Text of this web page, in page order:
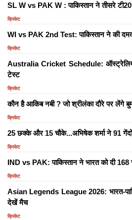
SL W vs PAK W : पाकिस्तान ने तीसरे टी20
क्रिकेट
WI vs PAK 2nd Test: पाकिस्तान ने की
क्रिकेट
Australia Cricket Schedule:
टेस्ट
क्रिकेट
कौन है आकिब नबी ? जो श्रीलंका दौरे पर लेंगे
क्रिकेट
25 छक्के और 15 चौके...अभिषेक शर्मा ने 91
क्रिकेट
IND vs PAK: पाकिस्तान ने भारत को दी 168
क्रिकेट
Asian Legends League 2026: भारत-
देखें मैच
क्रिकेट